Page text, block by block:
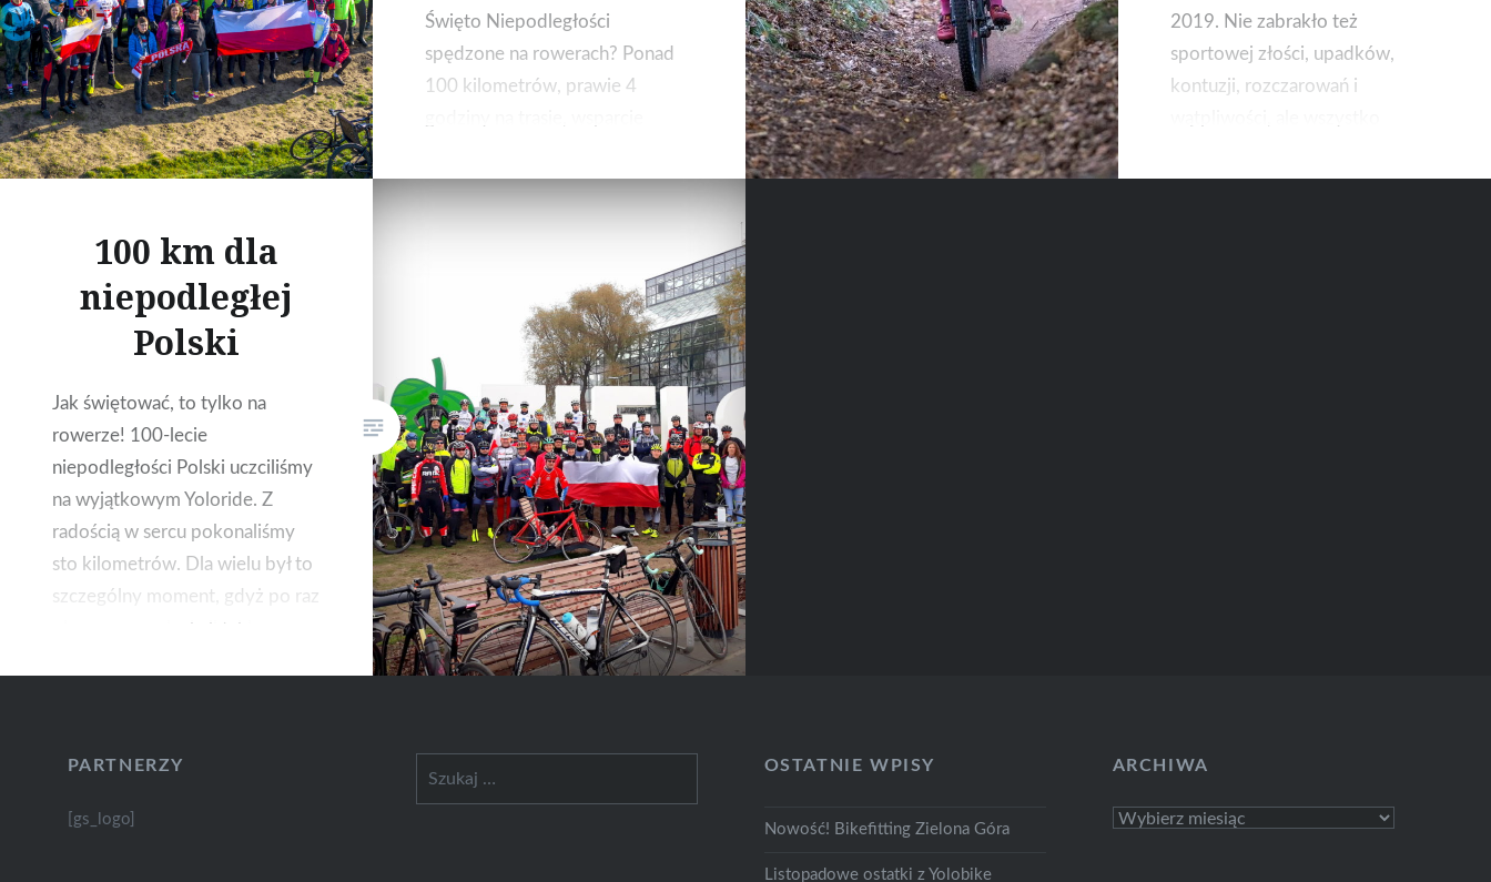
Święto Niepodległości
spędzone na rowerach? Ponad
100 kilometrów, prawie 4
naszym wydarzeniu! Tak, było
2019. Nie zabrakło też
sportowej złości, upadków,
kontuzji, rozczarowań i
sezonie wystartuje z jeszcze
100 km dla
niepodległej
Polski
Jak świętować, to tylko na
rowerze! 100-lecie
niepodległości Polski uczciliśmy
na wyjątkowym Yoloride. Z
radością w sercu pokonaliśmy
sto kilometrów. Dla wielu był to
szczególny moment, gdyż po raz
pierwszy przejechali taki
PARTNERZY
[gs_logo]
OSTATNIE WPISY
Nowość! Bikefitting Zielona Góra
Listopadowe ostatki z Yolobike
ARCHIWA
Archiwa